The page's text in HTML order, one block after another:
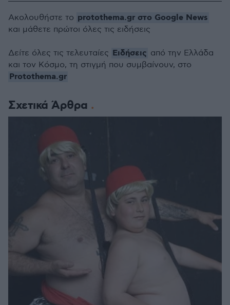
Σχετικά Άρθρα
Ακολουθήστε το protothema.gr στο Google News
και μάθετε πρώτοι όλες τις ειδήσεις
Δείτε όλες τις τελευταίες Ειδήσεις από την Ελλάδα
και τον Κόσμο, τη στιγμή που συμβαίνουν, στο
Protothema.gr